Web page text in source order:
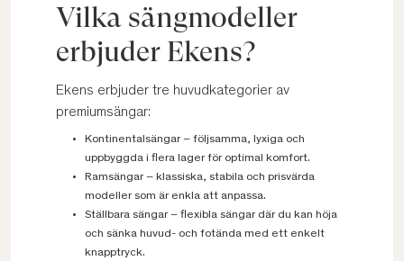
Vilka sängmodeller
erbjuder Ekens?
Ekens erbjuder tre huvudkategorier av
premium­sängar:
Kontinentalsängar – följsamma, lyxiga och
uppbyggda i flera lager för optimal komfort.
Ramsängar – klassiska, stabila och prisvärda
modeller som är enkla att anpassa.
Ställbara sängar – flexibla sängar där du kan höja
och sänka huvud- och fotända med ett enkelt
knapptryck.